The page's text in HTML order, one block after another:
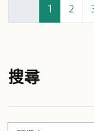
1 2
搜尋